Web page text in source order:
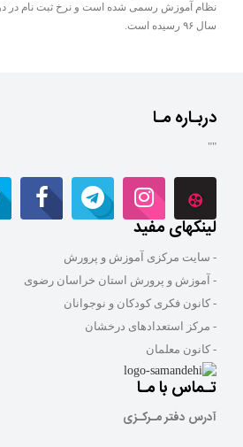
سال ۹۶ رسیده است.
دربـاره مـا
""
لینکهای مفید
- سایت مرکزی آموزش و پرورش
- آموزش و پرورش استان خراسان رضوی
- کانون فکری کودکان و نوجوانان
- مرکز استعدادهای درخشان
- کانون معلمان
تـماس با مـا
آدرس دفتر مـرکـزی